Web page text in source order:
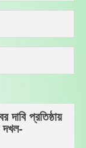
দাবি প্রতিষ্ঠায়
দখল-